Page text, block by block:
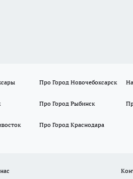
Про Город Новочебоксарск
Про Город Рыбинск
Про Город Краснодара